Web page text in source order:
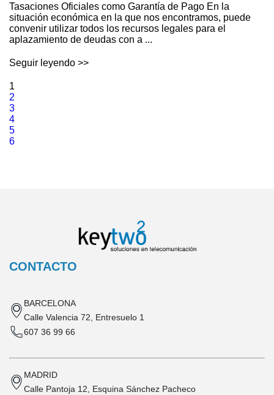
Tasaciones Oficiales como Garantía de Pago En la
situación económica en la que nos encontramos, puede
convenir utilizar todos los recursos legales para el
aplazamiento de deudas con a ...
Seguir leyendo >>
1
2
3
4
5
6
CONTACTO
BARCELONA
Calle Valencia 72, Entresuelo 1
607 36 99 66
MADRID
Calle Pantoja 12, Esquina Sánchez Pacheco